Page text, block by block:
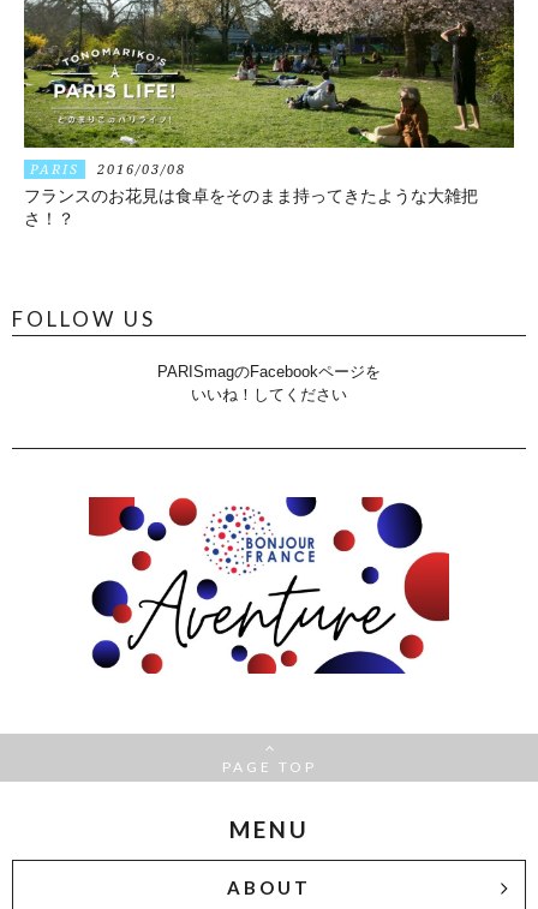
PARIS 2016/03/08
フランスのお花見は食卓をそのまま持ってきたような大雑把
さ！？
FOLLOW US
PARISmagのFacebookページを
いいね！してください
PAGE TOP
MENU
ABOUT